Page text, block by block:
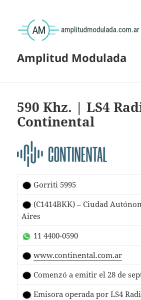
Amplitud Modulada
590 Khz. | LS4
Continental
Gorriti 5995
(C1414BKK) – Ciudad
Aires
11 4400-0590
www.continental.com.ar
Comenzó a emitir el 28 de
Emisora operada por LS4